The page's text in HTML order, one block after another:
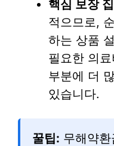
핵심 보장
적으므로,
하는 상품
필요한 의
부분에 더
있습니다.
꿀팁: 무해약환